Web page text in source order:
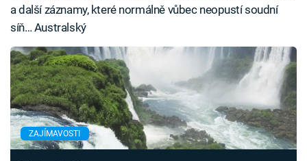
a další záznamy, které normálně vůbec neopustí soudní
síň… Australský
ZAJÍMAVOSTI